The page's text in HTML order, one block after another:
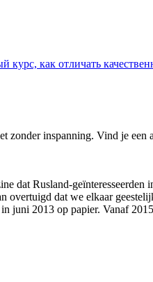
курс, как отличать
zonder inspanning. Vind je
dat Rusland-
overtuigd dat we elkaar
juni 2013 op papier. Vanaf